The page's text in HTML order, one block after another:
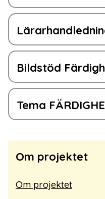
Bildstöd
Tema
Om projektet
Om projektet